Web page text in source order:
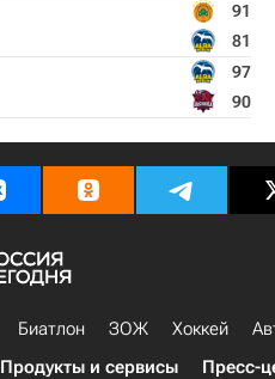
91
81
97
90
Биатлон ЗОЖ Хоккей
Продукты и сервисы Пресс-